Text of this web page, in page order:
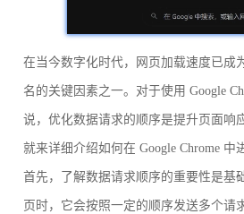
在当今数字化时代，网页加载速度已成
名的关键因素之一。对于使用 Google
说，优化数据请求的顺序是提升页面响
就来详细介绍如何在 Google Chrome 中
首先，了解数据请求顺序的重要性是基
页时，它会按照一定的顺序发送多个请